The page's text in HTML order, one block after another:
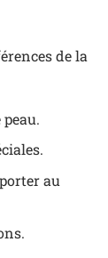
de la
au